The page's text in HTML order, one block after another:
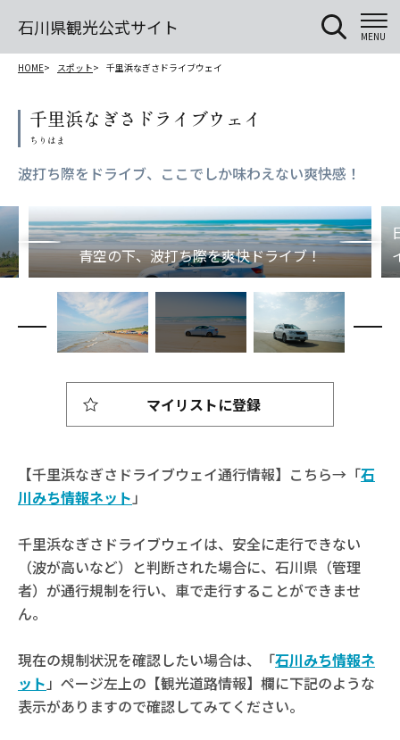
石川県観光公式サイト MENU
HOME スポット 千里浜なぎさドライブウェイ
千里浜なぎさドライブウェイ
波打ち際をドライブ、ここでしか味わえない爽快感！
【千里浜なぎさドライブウェイ通行情報】こちら→「石
川みち情報ネット」
千里浜なぎさドライブウェイは、安全に走行できない
（波が高いなど）と判断された場合に、石川県（管理
者）が通行規制を行い、車で走行することができませ
ん。
現在の規制状況を確認したい場合は、「石川みち情報ネ
ット」ページ左上の【観光道路情報】欄に下記のような
表示がありますので確認してみてください。
マイリストに登録